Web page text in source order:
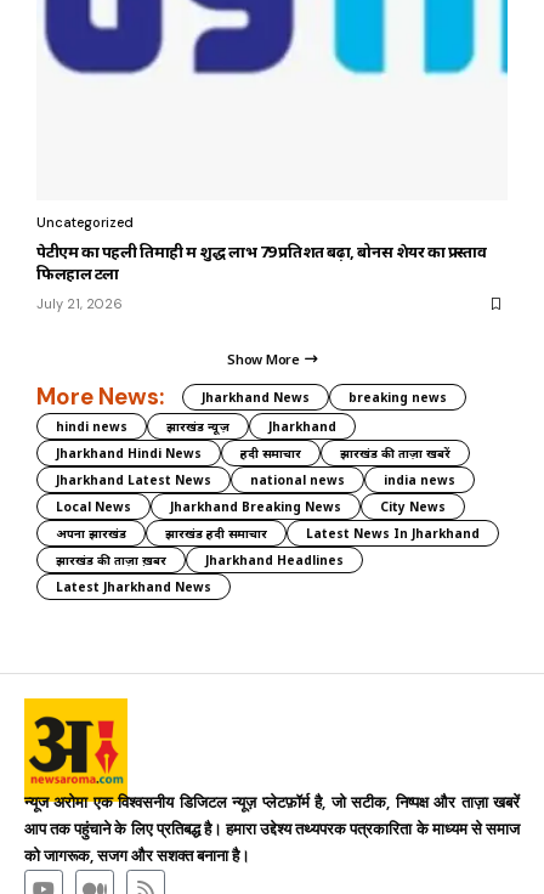
Uncategorized
पेटीएम का पहली तिमाही में शुद्ध लाभ 79 प्रतिशत बढ़ा, बोनस शेयर का प्रस्ताव
फिलहाल टला
July 21, 2026
Show More
More News: Jharkhand News
breaking news
hindi news
झारखंड न्यूज़
Jharkhand
Jharkhand Hindi News
हिंदी समाचार
झारखंड की ताज़ा खबरें
Jharkhand Latest News
national news
india news
Local News
Jharkhand Breaking News
City News
अपना झारखंड
झारखंड हिंदी समाचार
Latest News In Jharkhand
झारखंड की ताज़ा ख़बर
Jharkhand Headlines
Latest Jharkhand News
न्यूज अरोमा एक विश्वसनीय डिजिटल न्यूज़ प्लेटफ़ॉर्म है, जो सटीक, निष्पक्ष और ताज़ा खबरें
आप तक पहुंचाने के लिए प्रतिबद्ध है। हमारा उद्देश्य तथ्यपरक पत्रकारिता के माध्यम से समाज
को जागरूक, सजग और सशक्त बनाना है।